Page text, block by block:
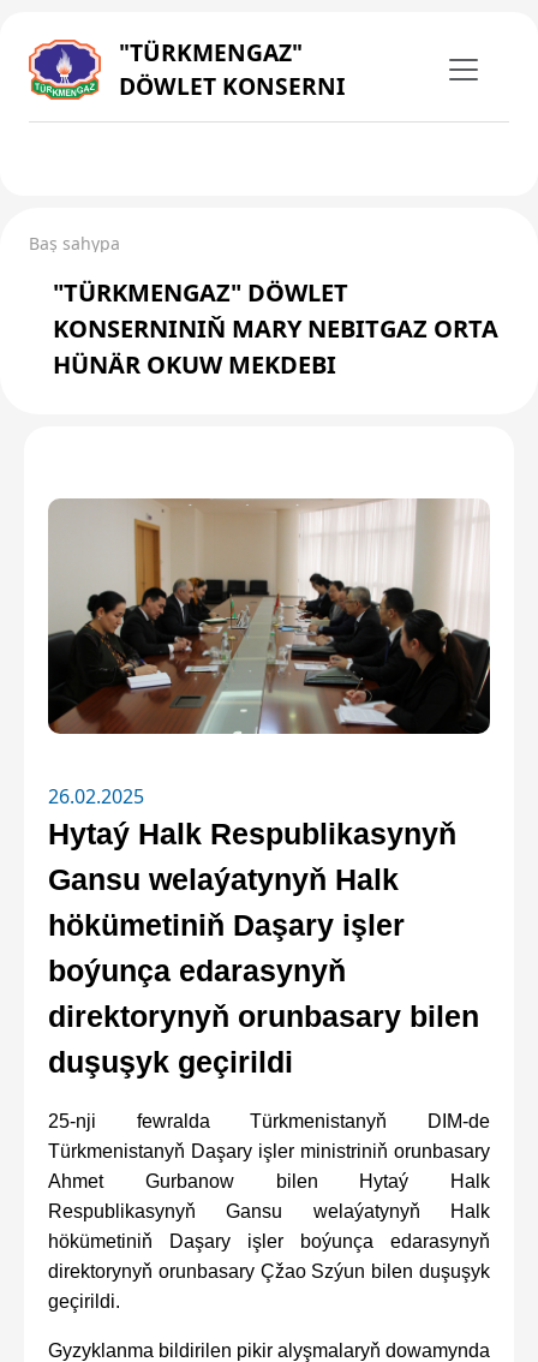
"TÜRKMENGAZ"
DÖWLET KONSERNI
Baş sahypa
"TÜRKMENGAZ" DÖWLET
KONSERNINIŇ MARY NEBITGAZ ORTA
HÜNÄR OKUW MEKDEBI
26.02.2025
Hytaý Halk Respublikasynyň
Gansu welaýatynyň Halk
hökümetiniň Daşary işler
boýunça edarasynyň
direktorynyň orunbasary bilen
duşuşyk geçirildi
25-nji fewralda Türkmenistanyň DIM-de
Türkmenistanyň Daşary işler ministriniň orunbasary
Ahmet Gurbanow bilen Hytaý Halk
Respublikasynyň Gansu welaýatynyň Halk
hökümetiniň Daşary işler boýunça edarasynyň
direktorynyň orunbasary Çžao Szýun bilen duşuşyk
geçirildi.
Gyzyklanma bildirilen pikir alyşmalaryň dowamynda